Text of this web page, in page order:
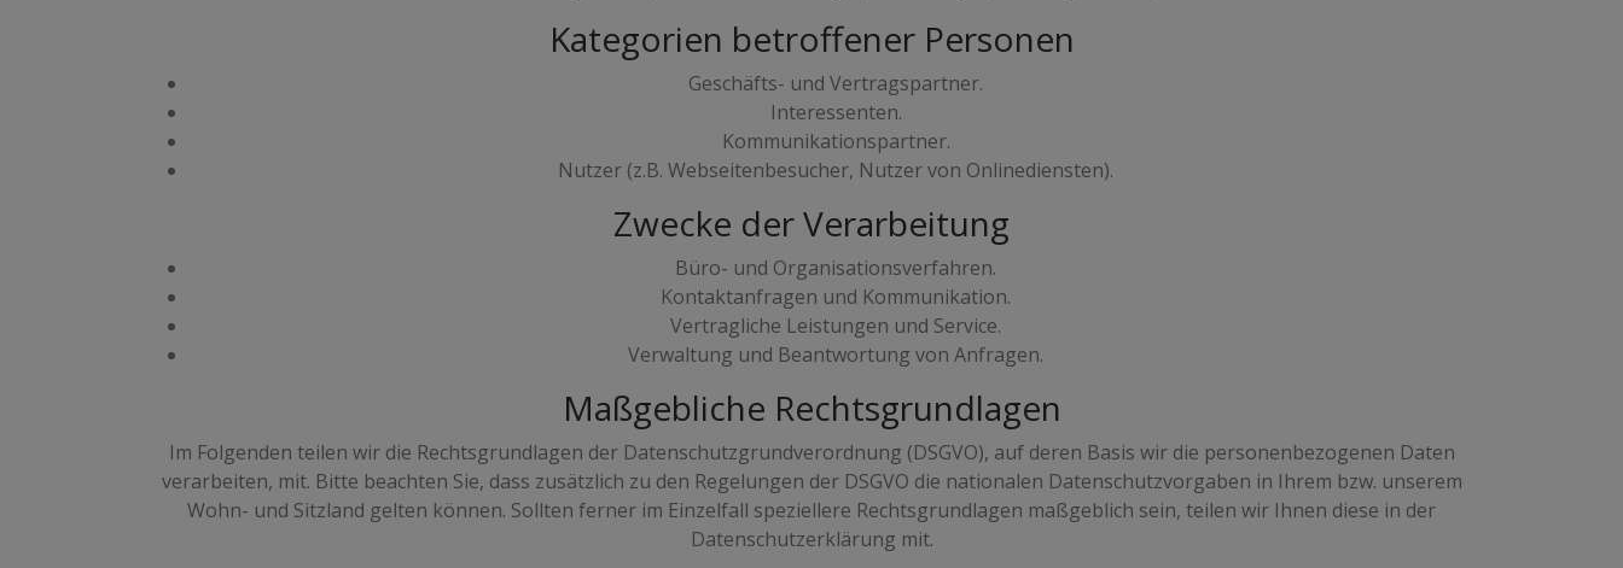
Kategorien betroffener Personen
Geschäfts- und Vertragspartner.
Interessenten.
Kommunikationspartner.
Nutzer (z.B. Webseitenbesucher, Nutzer von Onlinediensten).
Zwecke der Verarbeitung
Büro- und Organisationsverfahren.
Kontaktanfragen und Kommunikation.
Vertragliche Leistungen und Service.
Verwaltung und Beantwortung von Anfragen.
Maßgebliche Rechtsgrundlagen
Im Folgenden teilen wir die Rechtsgrundlagen der Datenschutzgrundverordnung (DSGVO), auf deren Basis wir die personenbezogenen Daten
verarbeiten, mit. Bitte beachten Sie, dass zusätzlich zu den Regelungen der DSGVO die nationalen Datenschutzvorgaben in Ihrem bzw. unserem
Wohn- und Sitzland gelten können. Sollten ferner im Einzelfall speziellere Rechtsgrundlagen maßgeblich sein, teilen wir Ihnen diese in der
Datenschutzerklärung mit.